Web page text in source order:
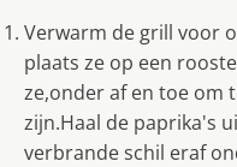
Verwarm de grill voor
plaats ze op een
ze,onder af en toe om
zijn.Haal de paprika's
verbrande schil eraf